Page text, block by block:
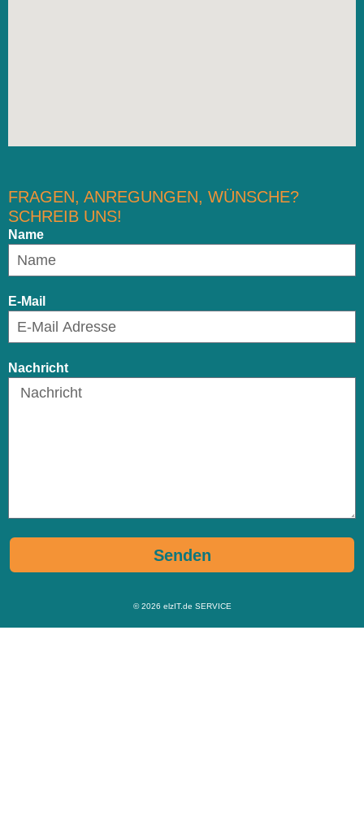
FRAGEN, ANREGUNGEN, WÜNSCHE?
SCHREIB UNS!
Name
E-Mail
Nachricht
Senden
© 2026 elzIT.de SERVICE